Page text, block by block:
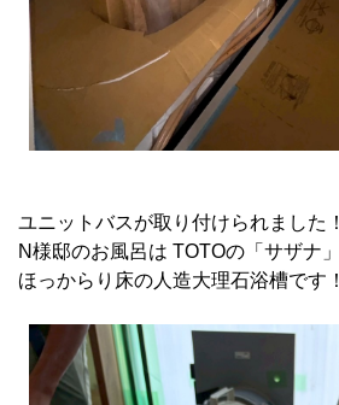
ユニットバスが取り付けられました！
N様邸のお風呂は TOTOの「サザナ」
ほっからり床の人造大理石浴槽です！